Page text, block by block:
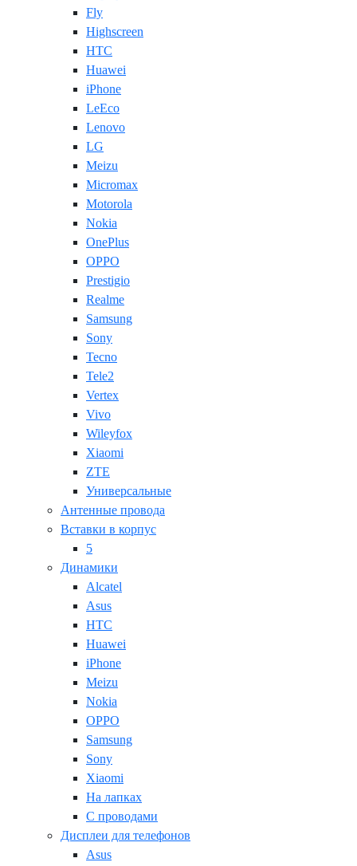
Fly
Highscreen
HTC
Huawei
iPhone
LeEco
Lenovo
LG
Meizu
Micromax
Motorola
Nokia
OnePlus
OPPO
Prestigio
Realme
Samsung
Sony
Tecno
Tele2
Vertex
Vivo
Wileyfox
Xiaomi
ZTE
Универсальные
Антенные провода
Вставки в корпус
5
Динамики
Alcatel
Asus
HTC
Huawei
iPhone
Meizu
Nokia
OPPO
Samsung
Sony
Xiaomi
На лапках
С проводами
Дисплеи для телефонов
Asus